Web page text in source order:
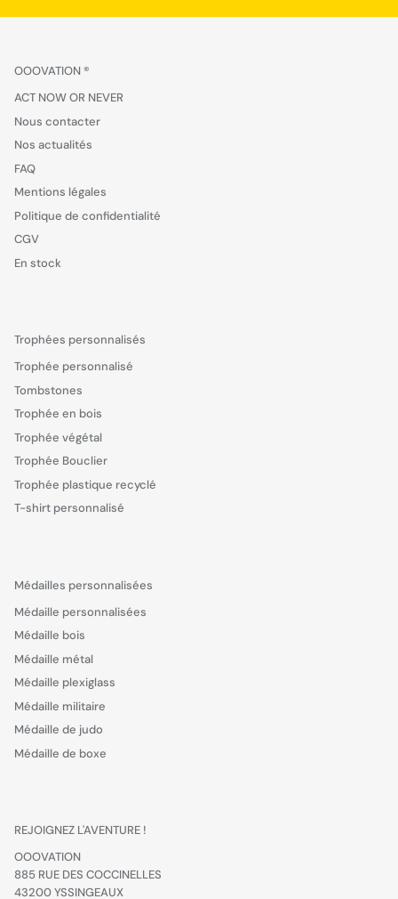
OOOVATION ®
ACT NOW OR NEVER
Nous contacter
Nos actualités
FAQ
Mentions légales
Politique de confidentialité
CGV
En stock
Trophées personnalisés
Trophée personnalisé
Tombstones
Trophée en bois
Trophée végétal
Trophée Bouclier
Trophée plastique recyclé
T-shirt personnalisé
Médailles personnalisées
Médaille personnalisées
Médaille bois
Médaille métal
Médaille plexiglass
Médaille militaire
Médaille de judo
Médaille de boxe
REJOIGNEZ L'AVENTURE !
OOOVATION
885 RUE DES COCCINELLES
43200 YSSINGEAUX